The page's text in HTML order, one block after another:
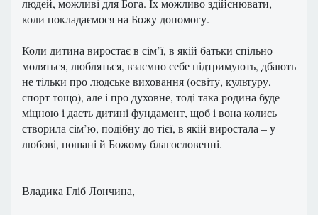
людей, можливі для Бога. Їх можливо здійснювати,
коли покладаємося на Божу допомогу.
Коли дитина виростає в сім’ї, в якій батьки спільно
моляться, любляться, взаємно себе підтримують, дбають
не тільки про людське виховання (освіту, культуру,
спорт тощо), але і про духовне, тоді така родина буде
міцною і дасть дитині фундамент, щоб і вона колись
створила сім’ю, подібну до тієї, в якій виростала – у
любові, пошані й Божому благословенні.
Владика Гліб Лончина,